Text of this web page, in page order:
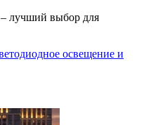
лучший выбор для
освещение и